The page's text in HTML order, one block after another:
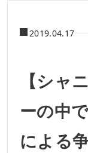
2019.04.17
【シャ
ーの中
による